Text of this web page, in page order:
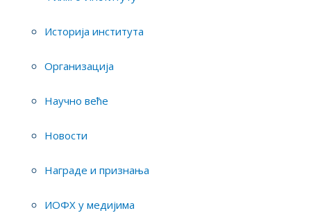
Историја института
Организација
Научно веће
Новости
Награде и признања
ИОФХ у медијима
Телефон:---
Researchers team(s)